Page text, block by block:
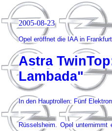
2005-08-23
Opel eröffnet die IAA in
Astra
Lambada"
In den Hauptrollen: Fünf
Rüsselsheim. Opel unternimmt